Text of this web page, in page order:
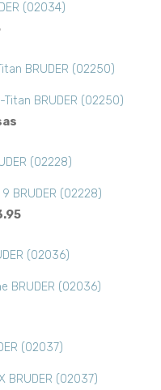
(02034)
BRUDER (02250)
BRUDER (02228)
BRUDER (02036)
BRUDER (02037)